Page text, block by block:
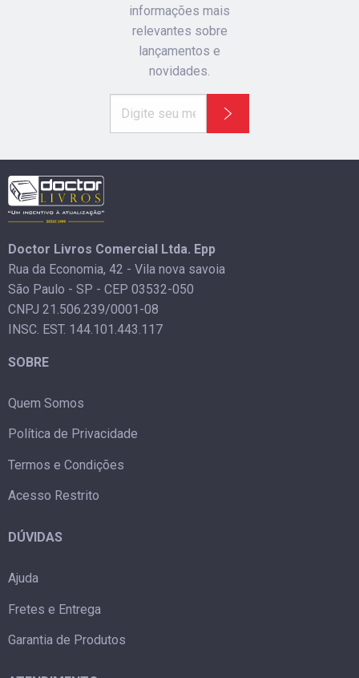
informações mais
relevantes sobre
lançamentos e
novidades.
Doctor Livros Comercial Ltda. Epp
Rua da Economia, 42 - Vila nova savoia
São Paulo - SP - CEP 03532-050
CNPJ 21.506.239/0001-08
INSC. EST. 144.101.443.117
SOBRE
Quem Somos
Política de Privacidade
Termos e Condições
Acesso Restrito
DÚVIDAS
Ajuda
Fretes e Entrega
Garantia de Produtos